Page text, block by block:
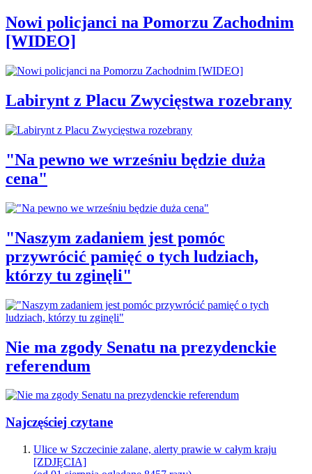
Nowi policjanci na Pomorzu Zachodnim
[WIDEO]
Labirynt z Placu Zwycięstwa rozebrany
"Na pewno we wrześniu będzie duża
cena"
"Naszym zadaniem jest pomóc
przywrócić pamięć o tych ludziach,
którzy tu zginęli"
Nie ma zgody Senatu na prezydenckie
referendum
Najczęściej czytane
Ulice w Szczecinie zalane, alerty prawie w całym kraju
[ZDJĘCIA]